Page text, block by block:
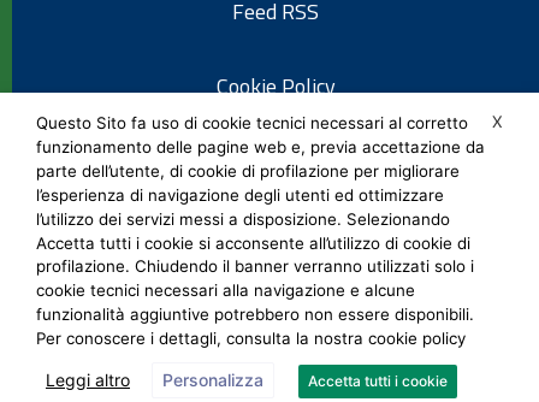
Feed RSS
Cookie Policy
Informativa privacy
Note legali
Social Media Policy
X
Questo Sito fa uso di cookie tecnici necessari al corretto
funzionamento delle pagine web e, previa accettazione da
parte dell’utente, di cookie di profilazione per migliorare
l’esperienza di navigazione degli utenti ed ottimizzare
l’utilizzo dei servizi messi a disposizione. Selezionando
Accetta tutti i cookie si acconsente all’utilizzo di cookie di
profilazione. Chiudendo il banner verranno utilizzati solo i
cookie tecnici necessari alla navigazione e alcune
funzionalità aggiuntive potrebbero non essere disponibili.
Per conoscere i dettagli, consulta la nostra cookie policy
Leggi altro Personalizza Accetta tutti i cookie